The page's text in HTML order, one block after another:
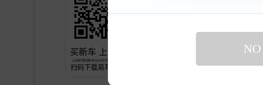
NO
买新车 上易车
认证顾问微信聊 放心比价不吃亏
扫码下载易车APP